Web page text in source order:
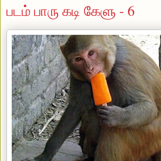
படம் பாரு கடி கேளு - 6